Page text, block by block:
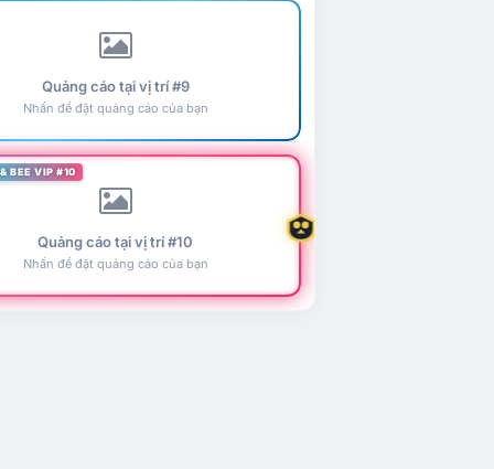
Quảng cáo tại vị trí #9
Nhấn để đặt quảng cáo của bạn
BEE VIP #10
Quảng cáo tại vị trí #10
Nhấn để đặt quảng cáo của bạn